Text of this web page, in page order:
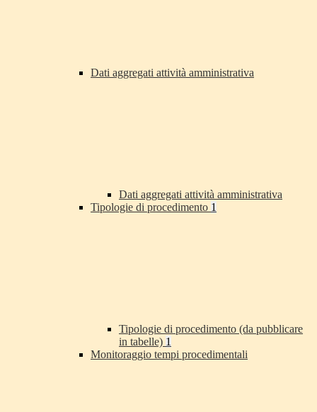
Dati aggregati attività amministrativa
Dati aggregati attività amministrativa
Tipologie di procedimento 1
Tipologie di procedimento (da pubblicare
in tabelle) 1
Monitoraggio tempi procedimentali